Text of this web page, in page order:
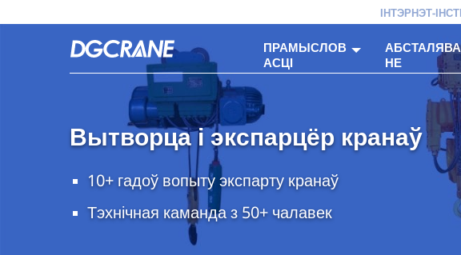
ІНТЭРНЭТ-
ПРАМЫСЛОВ
АСЦІ
НЕ
Вытворца і экспарцёр кранаў
10+ гадоў вопыту экспарту кранаў
Тэхнічная каманда з 50+ чалавек